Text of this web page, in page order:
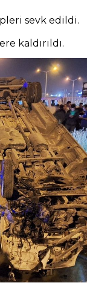
sevk edildi.
kaldırıldı.